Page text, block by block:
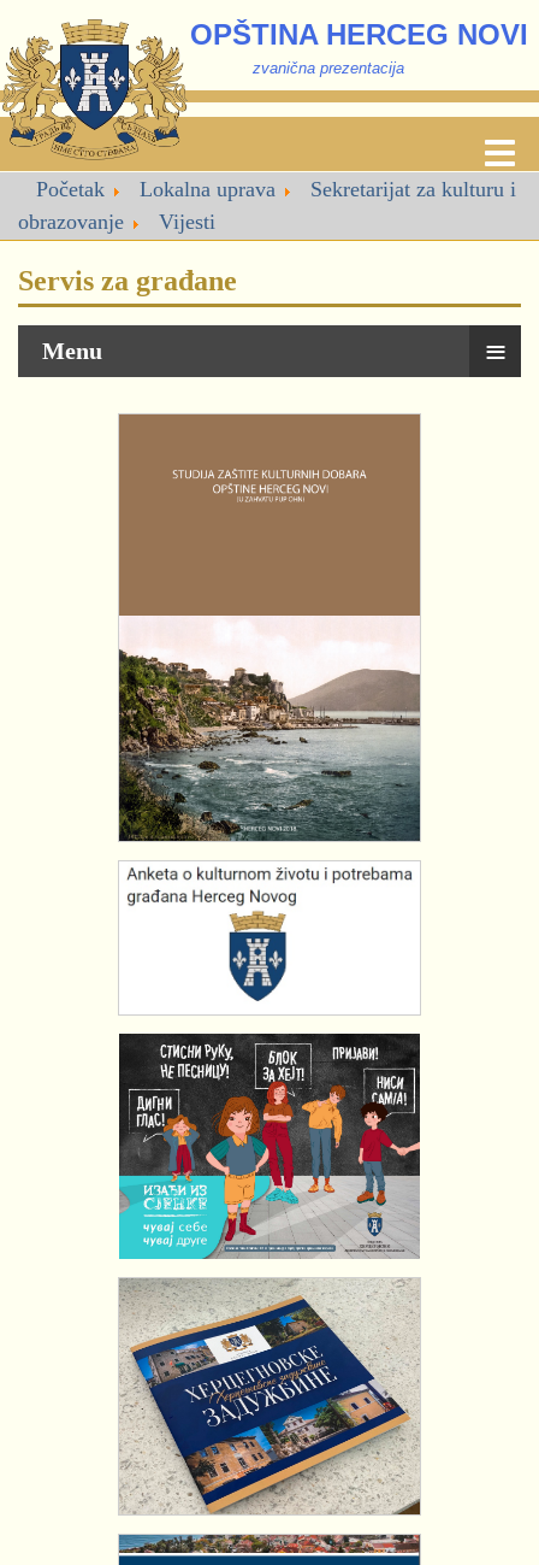
OPŠTINA HERCEG NOVI
zvanična prezentacija
Početak Lokalna uprava
Sekretarijat za kulturu i
obrazovanje
Vijesti
Servis za građane
Menu ≡